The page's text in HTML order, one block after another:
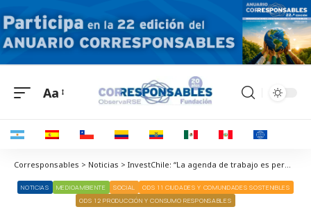
Aa
Corresponsables > Noticias > InvestChile: “La agenda de trabajo es permanente y el interés de parte de las empresas extranjeras es claro”
NOTICIAS MEDIOAMBIENTE SOCIAL
ODS 11 CIUDADES Y COMUNIDADES SOSTENIBLES
ODS 12 PRODUCCIÓN Y CONSUMO RESPONSABLES